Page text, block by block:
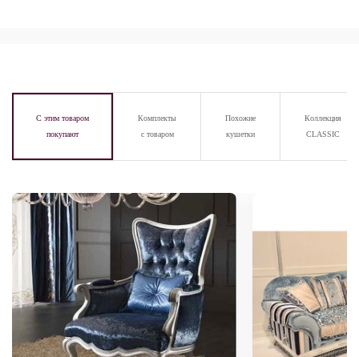
С этим товаром
покупают
Комплекты
с товаром
Похожие
кушетки
Коллекция
CLASSIC